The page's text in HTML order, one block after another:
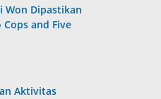
Won Dipastikan
and Five
Aktivitas